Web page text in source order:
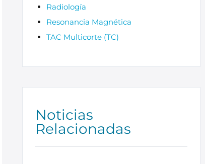
Radiología
Resonancia Magnética
TAC Multicorte (TC)
Noticias
Relacionadas